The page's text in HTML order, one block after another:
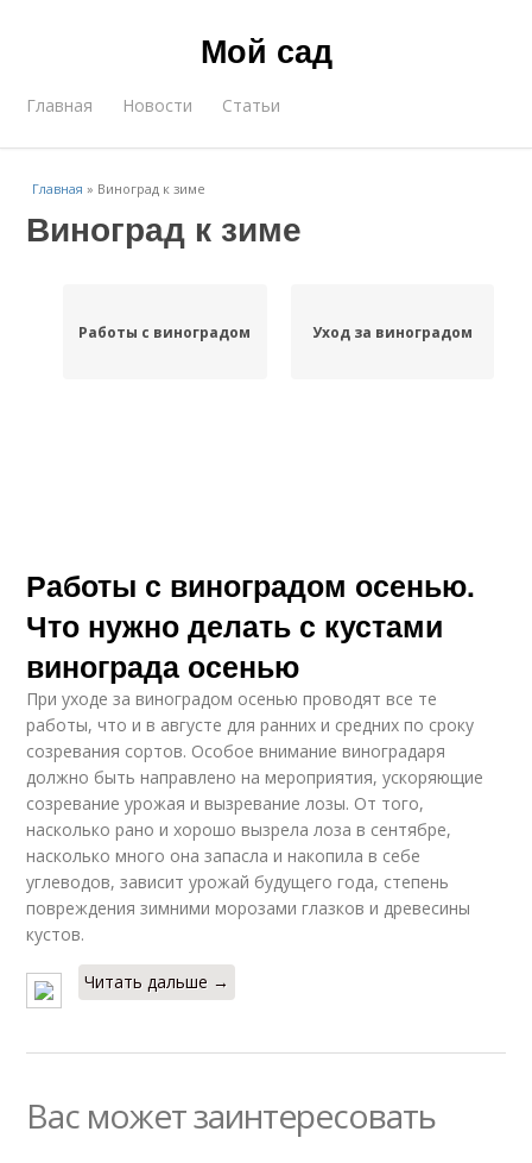
Мой сад
Главная Новости Статьи
Главная » Виноград к зиме
Виноград к зиме
Работы с виноградом Уход за виноградом
Работы с виноградом осенью.
Что нужно делать с кустами
винограда осенью
При уходе за виноградом осенью проводят все те
работы, что и в августе для ранних и средних по сроку
созревания сортов. Особое внимание виноградаря
должно быть направлено на мероприятия, ускоряющие
созревание урожая и вызревание лозы. От того,
насколько рано и хорошо вызрела лоза в сентябре,
насколько много она запасла и накопила в себе
углеводов, зависит урожай будущего года, степень
повреждения зимними морозами глазков и древесины
кустов.
Читать дальше →
Вас может заинтересовать